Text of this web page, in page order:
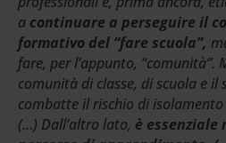
a continuare a perseguire il
formativo del “fare scuola”,
fare, per l’appunto, “comunità”.
comunità di classe, di scuola e il
combatte il rischio di
(…) Dall’altro lato, è